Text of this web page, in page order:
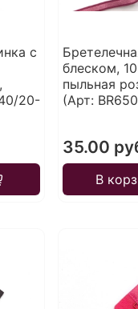
с
20-
блеском,
пыльная
(Арт:
35.00
В